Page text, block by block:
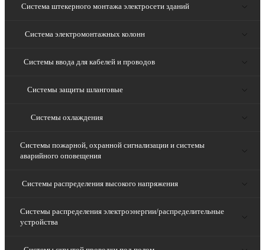
Система штекерного монтажа электросети зданий
Система электромонтажных колонн
Системы ввода для кабелей и проводов
Системы защиты шланговые
Системы охлаждения
Системы пожарной, охранной сигнализации и системы
аварийного оповещения
Системы распределения высокого напряжения
Системы распределения электроэнергии/распределительные
устройства